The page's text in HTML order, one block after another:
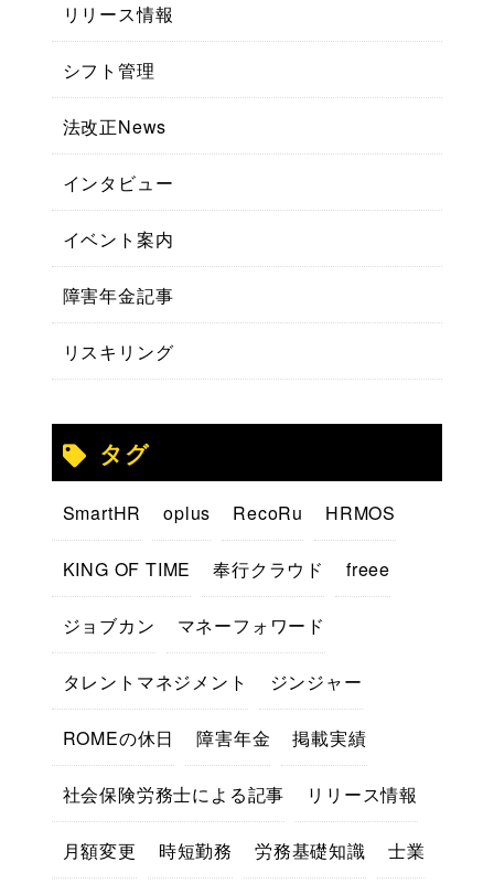
リリース情報
シフト管理
法改正News
インタビュー
イベント案内
障害年金記事
リスキリング
タグ
SmartHR oplus RecoRu HRMOS
KING OF TIME 奉行クラウド freee
ジョブカン マネーフォワード
タレントマネジメント ジンジャー
ROMEの休日 障害年金 掲載実績
社会保険労務士による記事 リリース情報
月額変更 時短勤務 労務基礎知識 士業